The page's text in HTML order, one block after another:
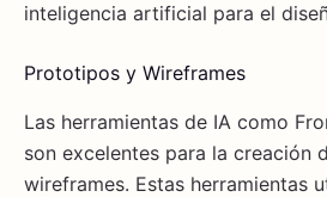
inteligencia artificial para el
Prototipos y Wireframes
Las herramientas de IA como
son excelentes para la creación
wireframes. Estas herramientas